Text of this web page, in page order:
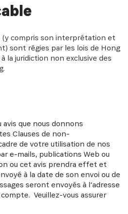
(y compris son interprétation et
sont régies par les lois de Hong
la juridiction non exclusive des
que nous donnons
Clauses de non-
de votre utilisation de nos
e-mails, publications Web ou
ou cet avis prendra effet et
à la date de son envoi ou de
seront envoyés à l’adresse
Veuillez-vous assurer